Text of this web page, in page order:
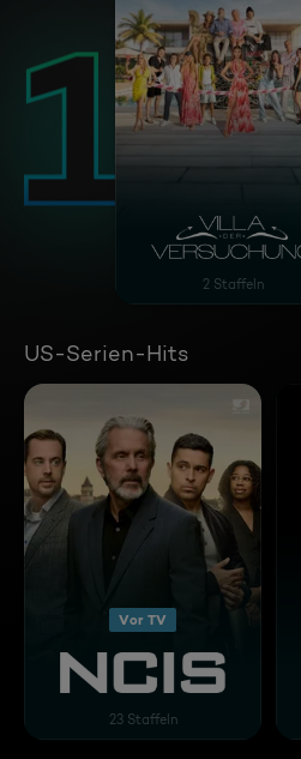
Villa der
2 Staffeln
US-Serien-Hits
Vor TV
Navy CIS
23 Staffeln